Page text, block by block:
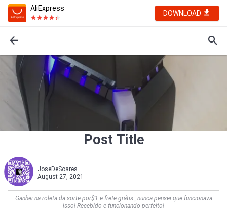
AliExpress
DOWNLOAD
Post Title
JoseDeSoares
August 27, 2021
Ganhei na roleta da sorte por$1 e frete grátis , nunca pensei que funcionava
isso! Recebido e funcionando perfeito!